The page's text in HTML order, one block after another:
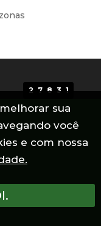
27831
sua
você
e com nossa